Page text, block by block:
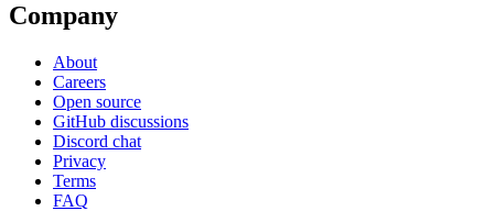
Company
About
Careers
Open source
GitHub discussions
Discord chat
Privacy
Terms
FAQ